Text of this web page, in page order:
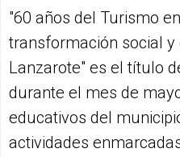
"60 años del Turismo
transformación social y
Lanzarote" es el título
durante el mes de
educativos del
actividades